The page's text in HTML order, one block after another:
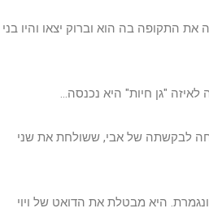
התקופה בה הוא וברוק יצאו והיו בני
"גן חיות" היא נכנסה…
לבקשתה של אבי, ששולחת את שני
היא מבטלת את הדואט של ויוי